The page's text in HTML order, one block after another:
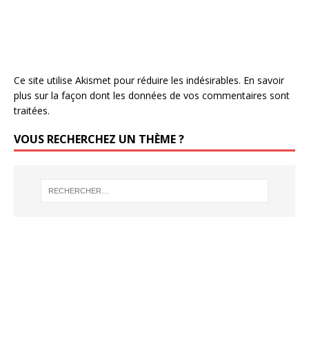
Ce site utilise Akismet pour réduire les indésirables. En savoir
plus sur la façon dont les données de vos commentaires sont
traitées.
VOUS RECHERCHEZ UN THÈME ?